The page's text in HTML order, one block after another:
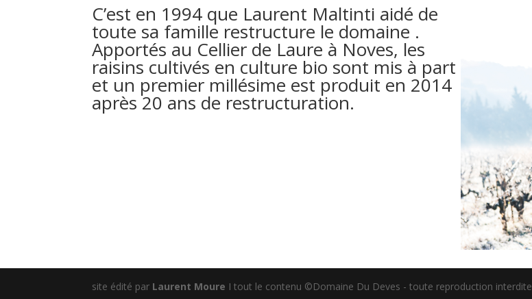
C’est en 1994 que Laurent Maltinti aidé de
toute sa famille restructure le domaine .
Apportés au Cellier de Laure à Noves, les
raisins cultivés en culture bio sont mis à part
et un premier millésime est produit en 2014
après 20 ans de restructuration.
site édité par Laurent Moure I tout le contenu ©Domaine Du Deves - toute reproduction interdite